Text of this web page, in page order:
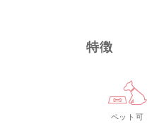
特徴
ペット可